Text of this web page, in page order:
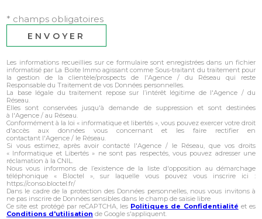
* champs obligatoires
ENVOYER
Les informations recueillies sur ce formulaire sont enregistrées dans un fichier
informatisé par La Boite Immo agissant comme Sous-traitant du traitement pour
la gestion de la clientèle/prospects de l'Agence / du Réseau qui reste
Responsable du Traitement de vos Données personnelles.
La base légale du traitement repose sur l’intérêt légitime de l'Agence / du
Réseau.
Elles sont conservées jusqu'à demande de suppression et sont destinées
à l'Agence / au Réseau.
Conformément à la loi « informatique et libertés », vous pouvez exercer votre droit
d'accès aux données vous concernant et les faire rectifier en
contactant l'Agence / le Réseau.
Si vous estimez, après avoir contacté l'Agence / le Réseau, que vos droits
« Informatique et Libertés » ne sont pas respectés, vous pouvez adresser une
réclamation à la CNIL.
Nous vous informons de l’existence de la liste d'opposition au démarchage
téléphonique « Bloctel », sur laquelle vous pouvez vous inscrire ici :
https://conso.bloctel.fr/
Dans le cadre de la protection des Données personnelles, nous vous invitons à
ne pas inscrire de Données sensibles dans le champ de saisie libre
Ce site est protégé par reCAPTCHA, les Politiques de Confidentialité et es
Conditions d'utilisation de Google s'appliquent.